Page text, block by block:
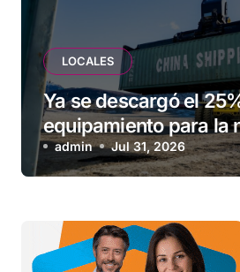
LOCALES
Ya se descargó el
equipamiento para la
de Ushuaia
admin Jul 31, 2026